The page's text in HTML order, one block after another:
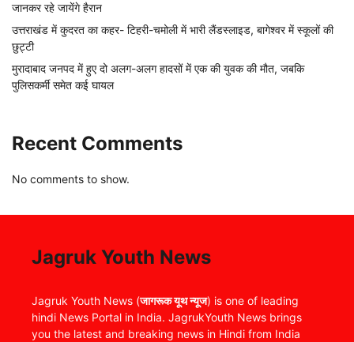
जानकर रहे जायेंगे हैरान
उत्तराखंड में कुदरत का कहर- टिहरी-चमोली में भारी लैंडस्लाइड, बागेश्वर में स्कूलों की
छुट्टी
मुरादाबाद जनपद में हुए दो अलग-अलग हादसों में एक की युवक की मौत, जबकि
पुलिसकर्मी समेत कई घायल
Recent Comments
No comments to show.
Jagruk Youth News
Jagruk Youth News (जागरूक यूथ न्यूज) is one of leading
hindi News Portal in India. JagrukYouth News brings
you the latest and breaking news in Hindi from India